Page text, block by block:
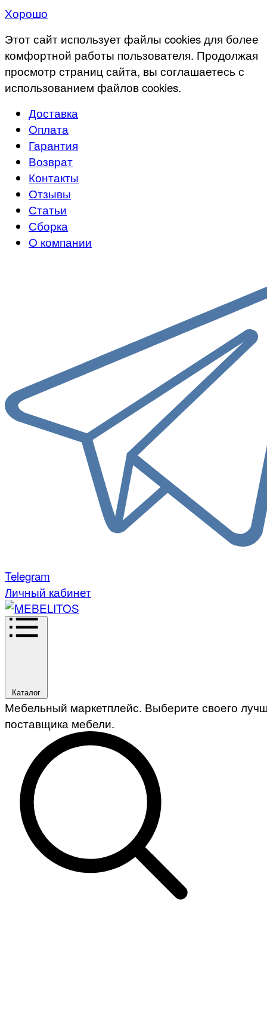
Хорошо
Этот сайт использует файлы cookies для более
комфортной работы пользователя. Продолжая
просмотр страниц сайта, вы соглашаетесь с
использованием файлов cookies.
Доставка
Оплата
Гарантия
Возврат
Контакты
Отзывы
Статьи
Сборка
О компании
Telegram
Личный кабинет
Каталог
Мебельный маркетплейс. Выберите своего
поставщика мебели.